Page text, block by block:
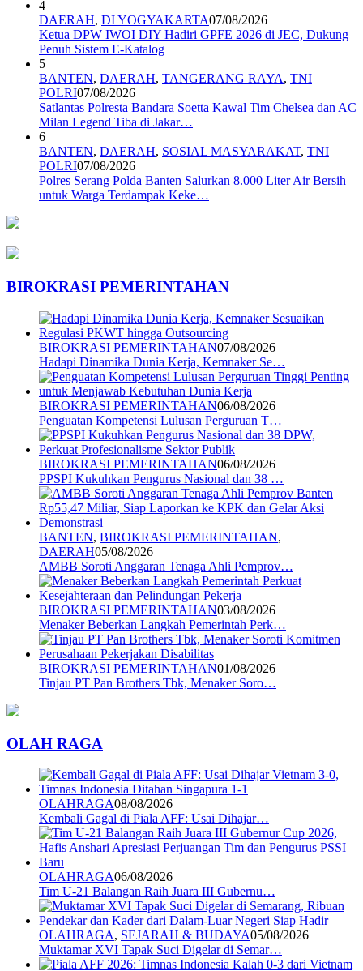
4
DAERAH, DI YOGYAKARTA07/08/2026
Ketua DPW IWOI DIY Hadiri GPFE 2026 di JEC, Dukung
Penuh Sistem E-Katalog
5
BANTEN, DAERAH, TANGERANG RAYA, TNI
POLRI07/08/2026
Satlantas Polresta Bandara Soetta Kawal Tim Chelsea dan AC
Milan Legend Tiba di Jakar…
6
BANTEN, DAERAH, SOSIAL MASYARAKAT, TNI
POLRI07/08/2026
Polres Serang Polda Banten Salurkan 8.000 Liter Air Bersih
untuk Warga Terdampak Keke…
BIROKRASI PEMERINTAHAN
BIROKRASI PEMERINTAHAN07/08/2026
Hadapi Dinamika Dunia Kerja, Kemnaker Se…
BIROKRASI PEMERINTAHAN06/08/2026
Penguatan Kompetensi Lulusan Perguruan T…
BIROKRASI PEMERINTAHAN06/08/2026
PPSPI Kukuhkan Pengurus Nasional dan 38 …
BANTEN, BIROKRASI PEMERINTAHAN,
DAERAH05/08/2026
AMBB Soroti Anggaran Tenaga Ahli Pemprov…
BIROKRASI PEMERINTAHAN03/08/2026
Menaker Beberkan Langkah Pemerintah Perk…
BIROKRASI PEMERINTAHAN01/08/2026
Tinjau PT Pan Brothers Tbk, Menaker Soro…
OLAH RAGA
OLAHRAGA08/08/2026
Kembali Gagal di Piala AFF: Usai Dihajar…
OLAHRAGA06/08/2026
Tim U-21 Balangan Raih Juara III Gubernu…
OLAHRAGA, SEJARAH & BUDAYA05/08/2026
Muktamar XVI Tapak Suci Digelar di Semar…